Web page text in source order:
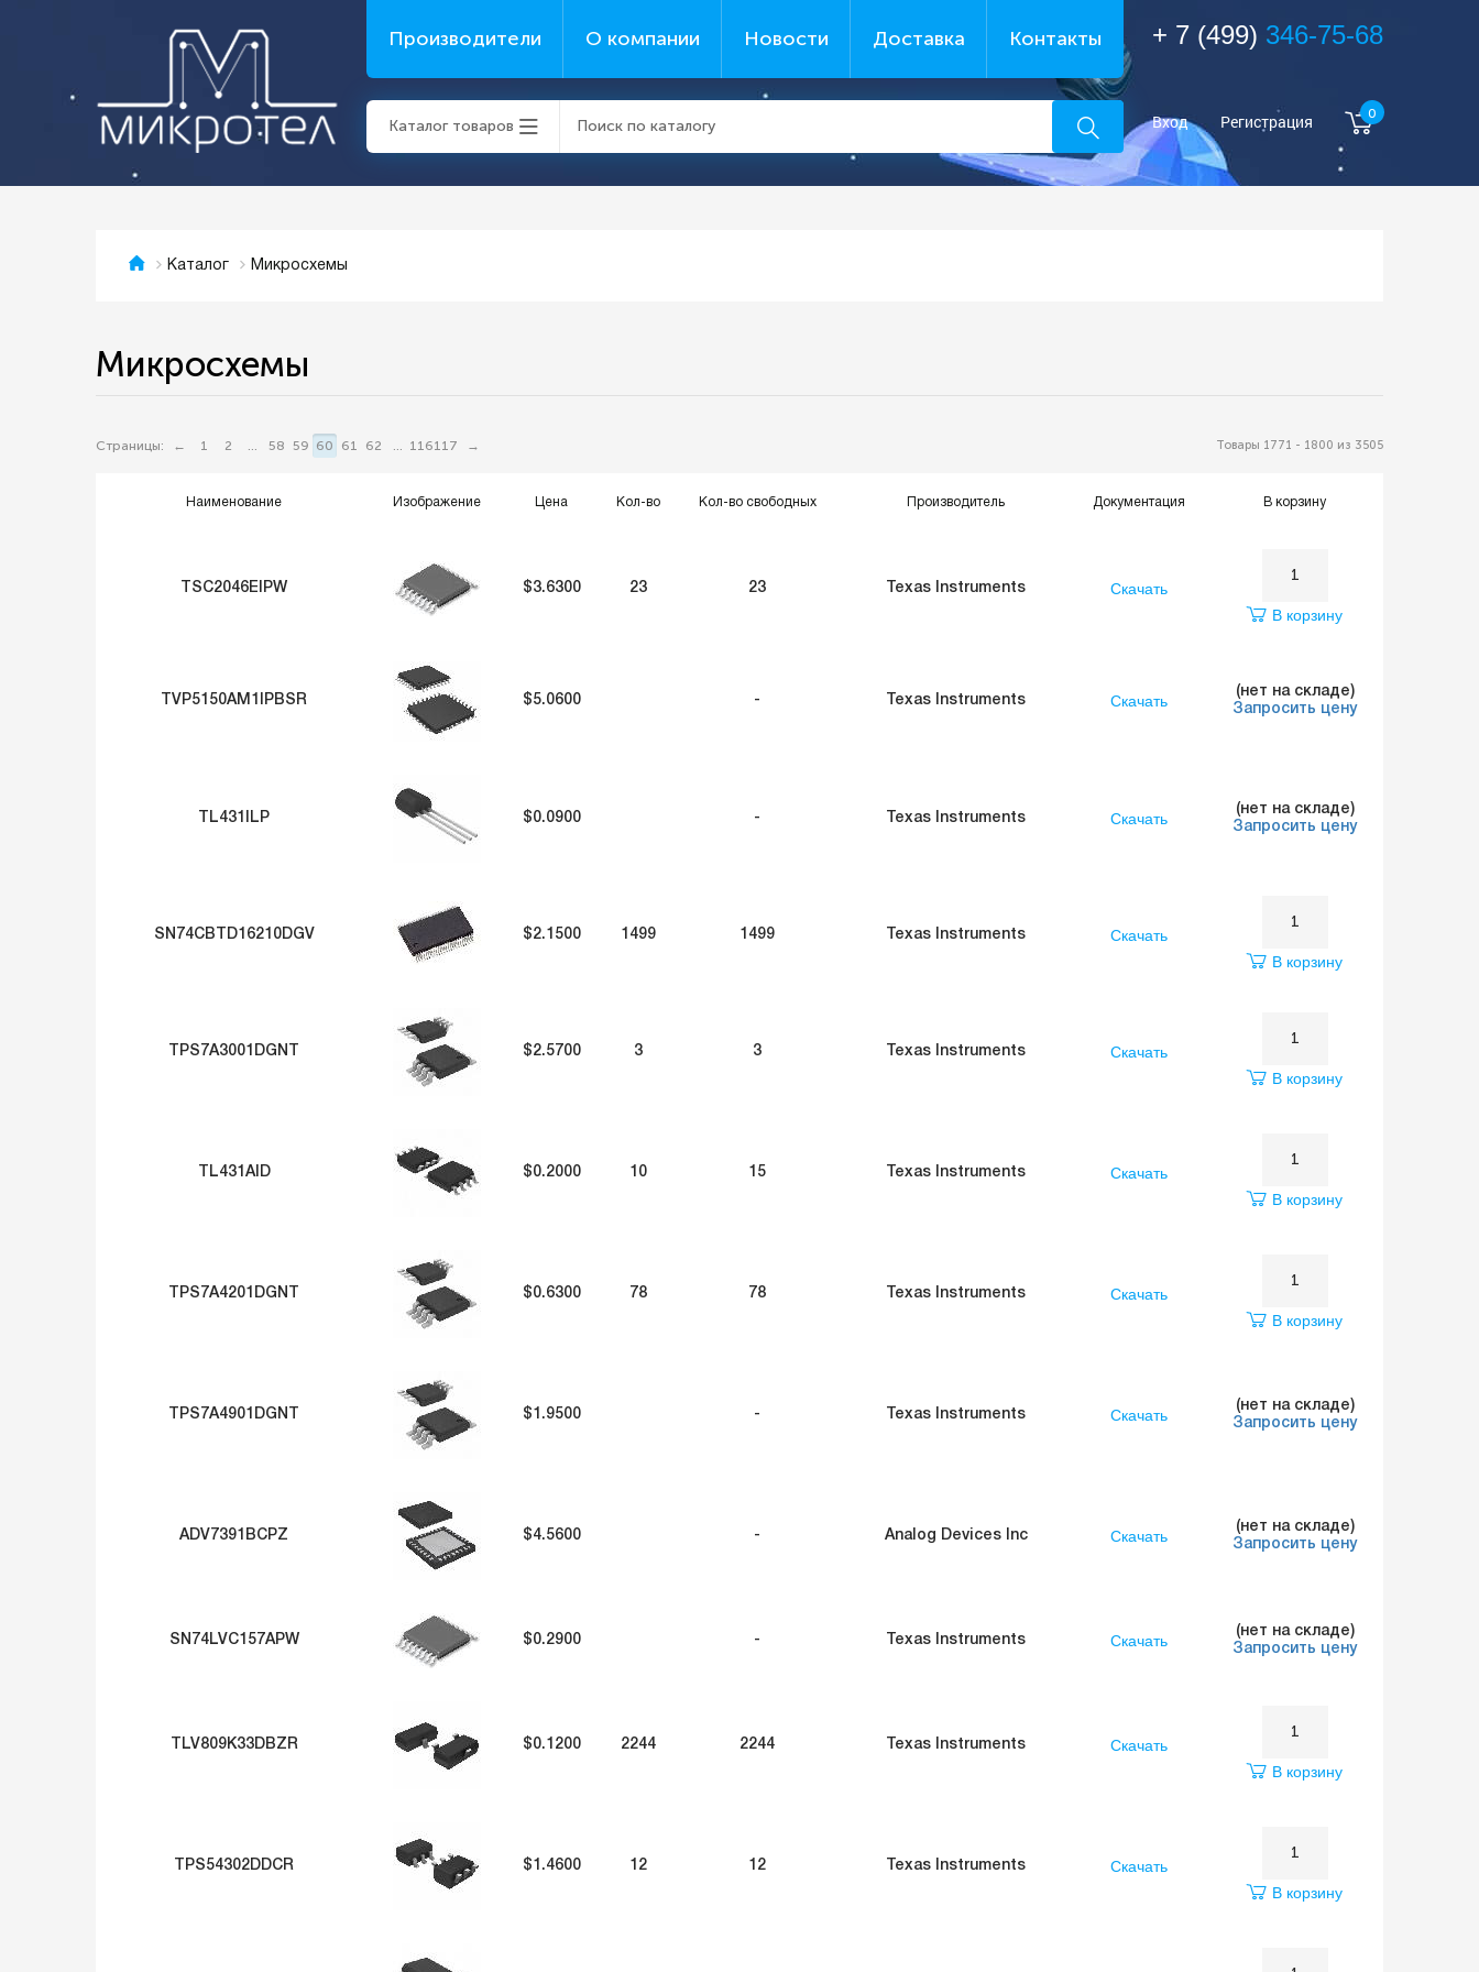
Производители О компании Новости Доставка Контакты
Каталог товаров
+ 7 (499) 346-75-68
Вход Регистрация 0
Каталог Микросхемы
Микросхемы
Товары 1771 - 1800 из 3505
Страницы: ← 1 2 ... 58 59 60 61 62 ... 116117 →
Наименование Изображение Цена Кол-во Кол-во свободных Производитель Документация В корзину
TSC2046EIPW $3.6300 23 23 Texas Instruments
Скачать
В корзину
TVP5150AM1IPBSR $5.0600 - Texas Instruments Скачать
(нет на складе)
Запросить цену
TL431ILP $0.0900 - Texas Instruments Скачать
(нет на складе)
Запросить цену
SN74CBTD16210DGV $2.1500 1499 1499 Texas Instruments
Скачать
В корзину
TPS7A3001DGNT $2.5700 3 3 Texas Instruments
Скачать
В корзину
TL431AID $0.2000 10 15 Texas Instruments
Скачать
В корзину
TPS7A4201DGNT $0.6300 78 78 Texas Instruments
Скачать
В корзину
TPS7A4901DGNT $1.9500 - Texas Instruments Скачать
(нет на складе)
Запросить цену
ADV7391BCPZ $4.5600 - Analog Devices Inc Скачать
(нет на складе)
Запросить цену
SN74LVC157APW $0.2900 - Texas Instruments Скачать
(нет на складе)
Запросить цену
TLV809K33DBZR $0.1200 2244 2244 Texas Instruments
Скачать
В корзину
TPS54302DDCR $1.4600 12 12 Texas Instruments
Скачать
В корзину